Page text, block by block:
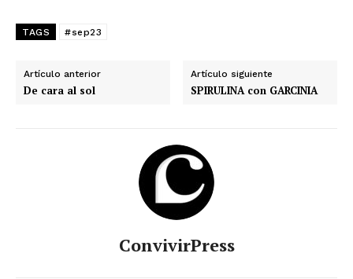
TAGS #sep23
Artículo anterior
De cara al sol
Artículo siguiente
SPIRULINA con GARCINIA
ConvivirPress